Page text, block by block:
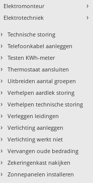
Elektromonteur
Elektrotechniek
›
›
› Technische storing
› Telefoonkabel aanleggen
› Testen KWh-meter
› Thermostaat aansluiten
› Uitbreiden aantal groepen
› Verhelpen aardlek storing
› Verhelpen technische storing
› Verleggen leidingen
› Verlichting aanleggen
› Verlichting werkt niet
› Vervangen oude bedrading
› Zekeringenkast nakijken
› Zonnepanelen installeren